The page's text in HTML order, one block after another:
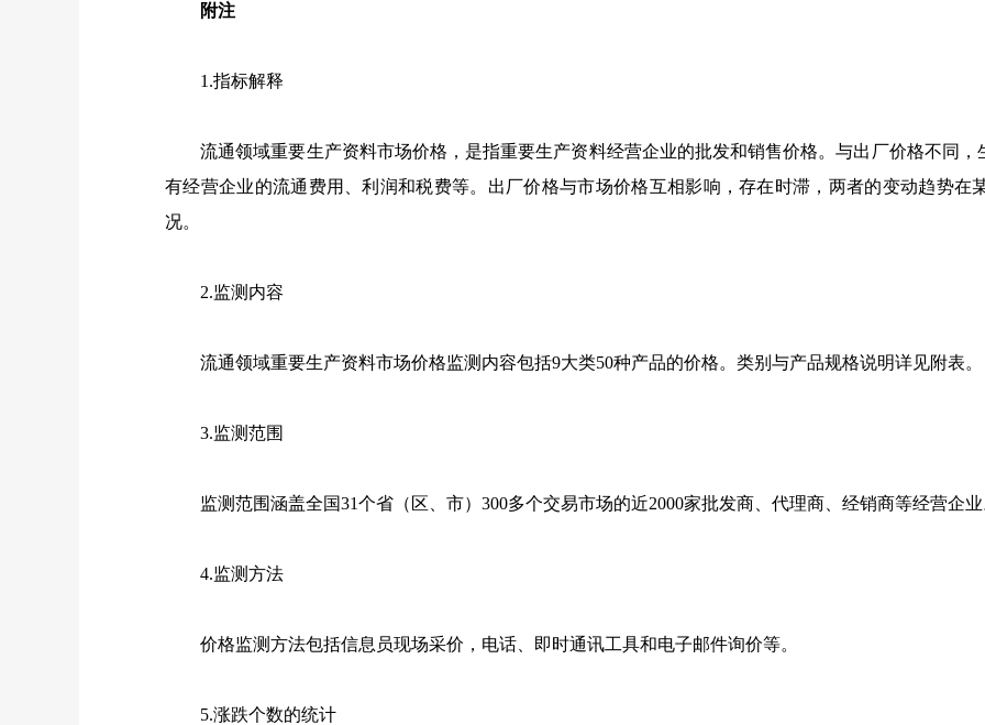
附注
1.指标解释
流通领域重要生产资料市场价格，是指重要生产资料经营企业的批发和销售价格。与出厂价格不同，
有经营企业的流通费用、利润和税费等。出厂价格与市场价格互相影响，存在时滞，两者的变动趋势在
况。
2.监测内容
流通领域重要生产资料市场价格监测内容包括9大类50种产品的价格。类别与产品规格说明详见附表。
3.监测范围
监测范围涵盖全国31个省（区、市）300多个交易市场的近2000家批发商、代理商、经销商等经营企
4.监测方法
价格监测方法包括信息员现场采价，电话、即时通讯工具和电子邮件询价等。
5.涨跌个数的统计